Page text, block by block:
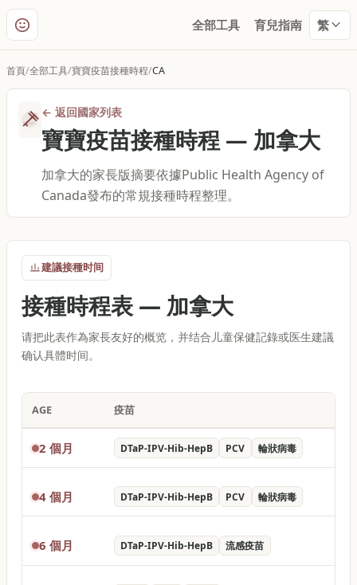
全部工具 育兒指南 繁
首頁 全部工具 寶寶疫苗接種時程 CA
← 返回國家列表
寶寶疫苗接種時程 — 加拿大
加拿大的家長版摘要依據Public Health Agency of
Canada發布的常規接種時程整理。
建議接種时间
接種時程表— 加拿大
请把此表作為家長友好的概览，并结合儿童保健記錄或医生建議
确认具體时间。
AGE 疫苗
2 個月 DTaP-IPV-Hib-HepB PCV 輪狀病毒
4 個月 DTaP-IPV-Hib-HepB PCV 輪狀病毒
6 個月 DTaP-IPV-Hib-HepB 流感疫苗